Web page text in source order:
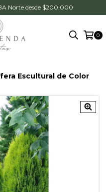
Norte desde $200.000
0
Escultural de Color